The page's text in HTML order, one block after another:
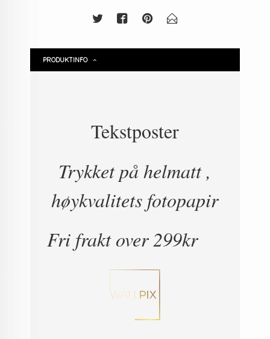
PRODUKTINFO
Tekstposter
Trykket på helmatt ,
høykvalitets fotopapir
Fri frakt over 299kr